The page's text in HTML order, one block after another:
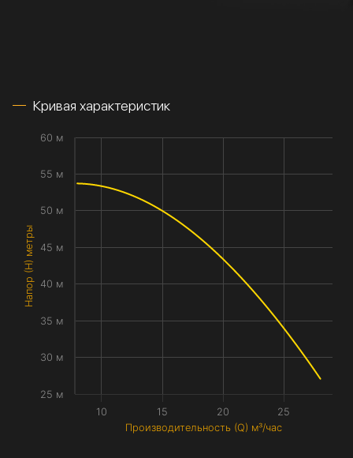
Кривая характеристик
Производительность (Q) м³/час
Напор (H) метры
10 15 20 25
25 м
30 м
35 м
40 м
45 м
50 м
55 м
60 м